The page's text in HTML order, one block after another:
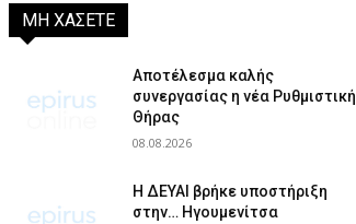
ΜΗ ΧΑΣΕΤΕ
Αποτέλεσμα καλής
συνεργασίας η νέα Ρυθμιστική
Θήρας
08.08.2026
Η ΔΕΥΑΙ βρήκε υποστήριξη
στην… Ηγουμενίτσα